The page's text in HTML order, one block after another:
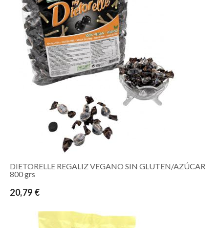
DIETORELLE REGALIZ VEGANO SIN GLUTEN/AZÚCAR
800 grs
20,79 €